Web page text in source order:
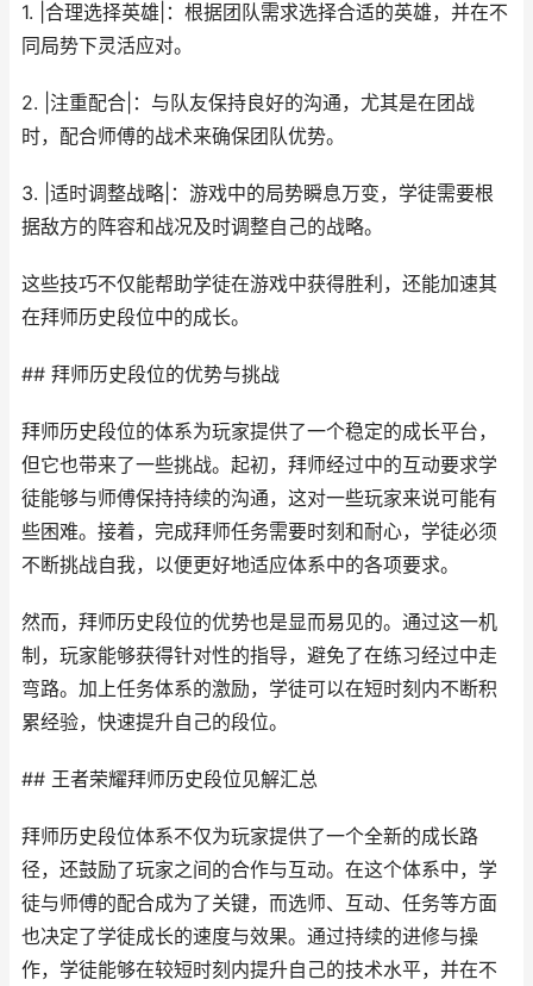
1. |合理选择英雄|：根据团队需求选择合适的英雄，并在不
同局势下灵活应对。
2. |注重配合|：与队友保持良好的沟通，尤其是在团战
时，配合师傅的战术来确保团队优势。
3. |适时调整战略|：游戏中的局势瞬息万变，学徒需要根
据敌方的阵容和战况及时调整自己的战略。
这些技巧不仅能帮助学徒在游戏中获得胜利，还能加速其
在拜师历史段位中的成长。
## 拜师历史段位的优势与挑战
拜师历史段位的体系为玩家提供了一个稳定的成长平台，
但它也带来了一些挑战。起初，拜师经过中的互动要求学
徒能够与师傅保持持续的沟通，这对一些玩家来说可能有
些困难。接着，完成拜师任务需要时刻和耐心，学徒必须
不断挑战自我，以便更好地适应体系中的各项要求。
然而，拜师历史段位的优势也是显而易见的。通过这一机
制，玩家能够获得针对性的指导，避免了在练习经过中走
弯路。加上任务体系的激励，学徒可以在短时刻内不断积
累经验，快速提升自己的段位。
## 王者荣耀拜师历史段位见解汇总
拜师历史段位体系不仅为玩家提供了一个全新的成长路
径，还鼓励了玩家之间的合作与互动。在这个体系中，学
徒与师傅的配合成为了关键，而选师、互动、任务等方面
也决定了学徒成长的速度与效果。通过持续的进修与操
作，学徒能够在较短时刻内提升自己的技术水平，并在不